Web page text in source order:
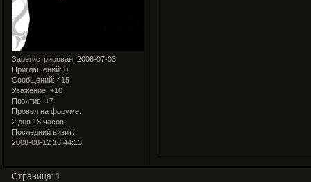
Зарегистрирован: 2008-07-03
Приглашений: 0
Сообщений: 415
Уважение: +10
Позитив: +7
Провел на форуме:
2 дня 18 часов
Последний визит:
2008-08-12 16:44:13
Страница:1